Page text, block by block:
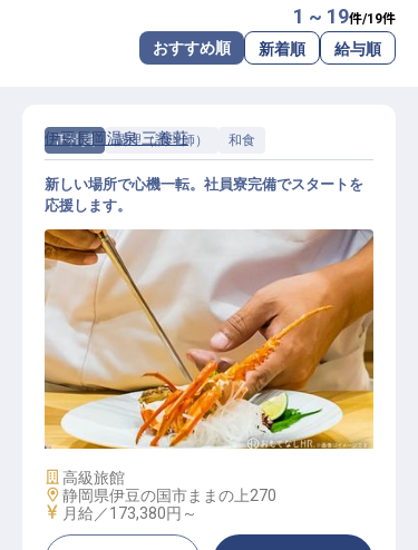
転職サポートに申し込む
1 ~ 19件/19件
おすすめ順 新着順 給与順
正社員 調理（調理師） 和食
調理スタッフ【伊豆長岡温泉 三養荘
】
伊豆長岡温泉 三養荘
新しい場所で心機一転。社員寮完備でスタートを
応援します。
施設業態
高級旅館
勤務地
静岡県伊豆の国市ままの上270
給与
月給／173,380円～